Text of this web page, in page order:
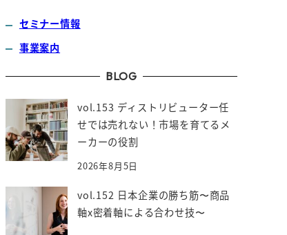
セミナー情報
事業案内
BLOG
vol.153 ディストリビューター任
せでは売れない！市場を育てるメ
ーカーの役割
2026年8月5日
vol.152 日本企業の勝ち筋〜商品
軸x密着軸による合わせ技〜